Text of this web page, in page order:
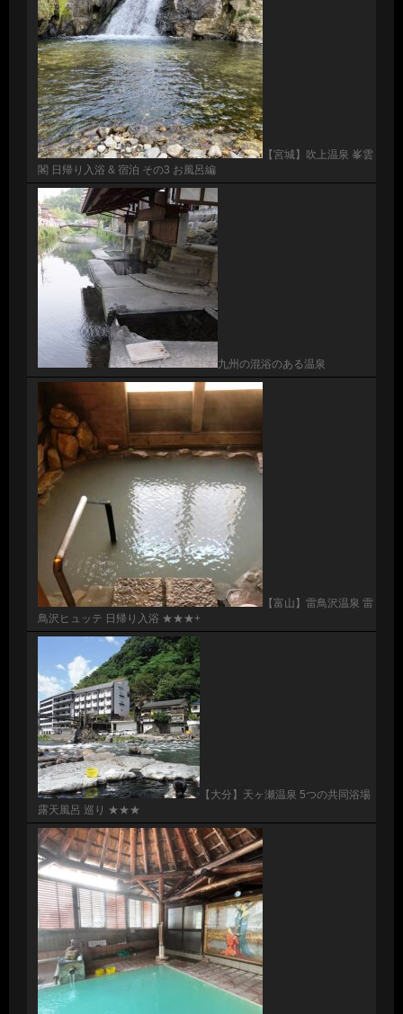
【宮城】吹上温泉 峯雲
閣 日帰り入浴 & 宿泊 その3 お風呂編
九州の混浴のある温泉
【富山】雷鳥沢温泉 雷
鳥沢ヒュッテ 日帰り入浴 ★★★+
【大分】天ヶ瀬温泉 5つの共同浴場
露天風呂 巡り ★★★